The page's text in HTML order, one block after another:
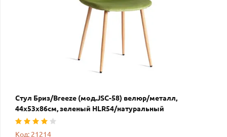
Стул Бриз/Breeze (мод.JSC-58) велюр/металл,
44х53х86см, зеленый HLR54/натуральный
Код: 21214